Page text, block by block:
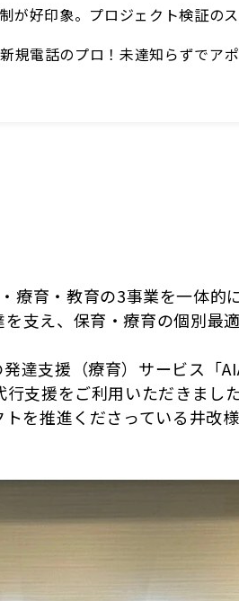
が好印象。プロジェクト検証のス
規電話のプロ！未達知らずでア
療育・教育の3事業を一体的
支え、保育・療育の個別最
達支援（療育）サービス「
支援をご利用いただきまし
を推進くださっている井改